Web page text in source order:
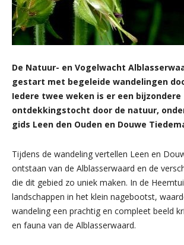
De Natuur- en Vogelwacht
gestart met begeleide wandelingen
Iedere twee weken is er een bijzondere
ontdekkingstocht door de natuur,
gids Leen den Ouden en Douwe
Tijdens de wandeling vertellen Leen en
ontstaan van de Alblasserwaard en de
die dit gebied zo uniek maken. In de
landschappen in het klein nagebootst,
wandeling een prachtig en compleet beeld
en fauna van de Alblasserwaard.